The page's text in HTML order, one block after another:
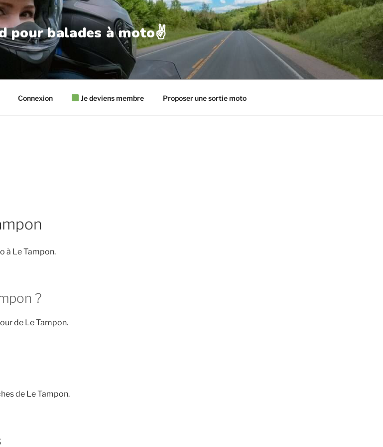
pour balades à moto✌️
Connexion Je deviens membre Proposer une sortie moto
à Le Tampon.
?
de Le Tampon.
de Le Tampon.